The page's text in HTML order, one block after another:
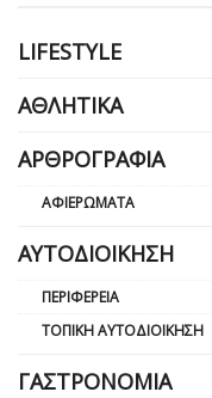
LIFESTYLE
ΑΘΛΗΤΙΚΆ
ΑΡΘΡΟΓΡΑΦΊΑ
ΑΦΙΕΡΏΜΑΤΑ
ΑΥΤΟΔΙΟΊΚΗΣΗ
ΠΕΡΙΦΈΡΕΙΑ
ΤΟΠΙΚΉ ΑΥΤΟΔΙΟΊΚΗΣΗ
ΓΑΣΤΡΟΝΟΜΊΑ